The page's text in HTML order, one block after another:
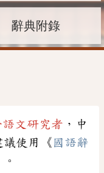
辭典附錄
語文研究者 ，中
議使用《 國語辭